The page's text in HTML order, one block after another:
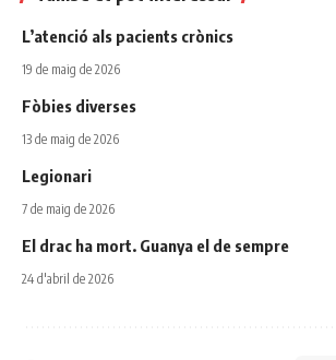
L’atenció als pacients crònics
19 de maig de 2026
Fòbies diverses
13 de maig de 2026
Legionari
7 de maig de 2026
El drac ha mort. Guanya el de sempre
24 d'abril de 2026